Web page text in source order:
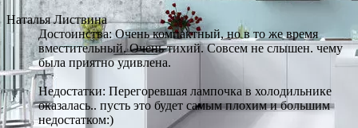
Наталья Листвина
Достоинства: Очень компактный, но в то же время
вместительный. Очень тихий. Совсем не слышен. чему
была приятно удивлена.
Недостатки: Перегоревшая лампочка в холодильнике
оказалась.. пусть это будет самым плохим и большим
недостатком:)